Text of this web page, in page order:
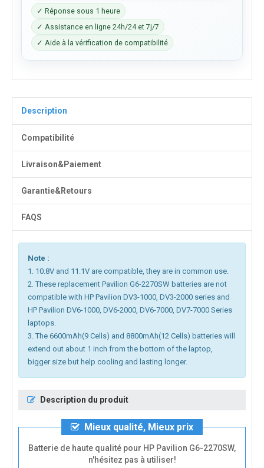
✓ Réponse sous 1 heure
✓ Assistance en ligne 24h/24 et 7j/7
✓ Aide à la vérification de compatibilité
Description
Compatibilité
Livraison&Paiement
Garantie&Retours
FAQS
Note :
1. 10.8V and 11.1V are compatible, they are in common use.
2. These replacement Pavilion G6-2270SW batteries are not
compatible with HP Pavilion DV3-1000, DV3-2000 series and
HP Pavilion DV6-1000, DV6-2000, DV6-7000, DV7-7000 Series
laptops.
3. The 6600mAh(9 Cells) and 8800mAh(12 Cells) batteries will
extend out about 1 inch from the bottom of the laptop,
bigger size but help cooling and lasting longer.
Description du produit
Mieux qualité, Mieux prix
Batterie de haute qualité pour HP Pavilion G6-2270SW,
n'hésitez pas à utiliser!